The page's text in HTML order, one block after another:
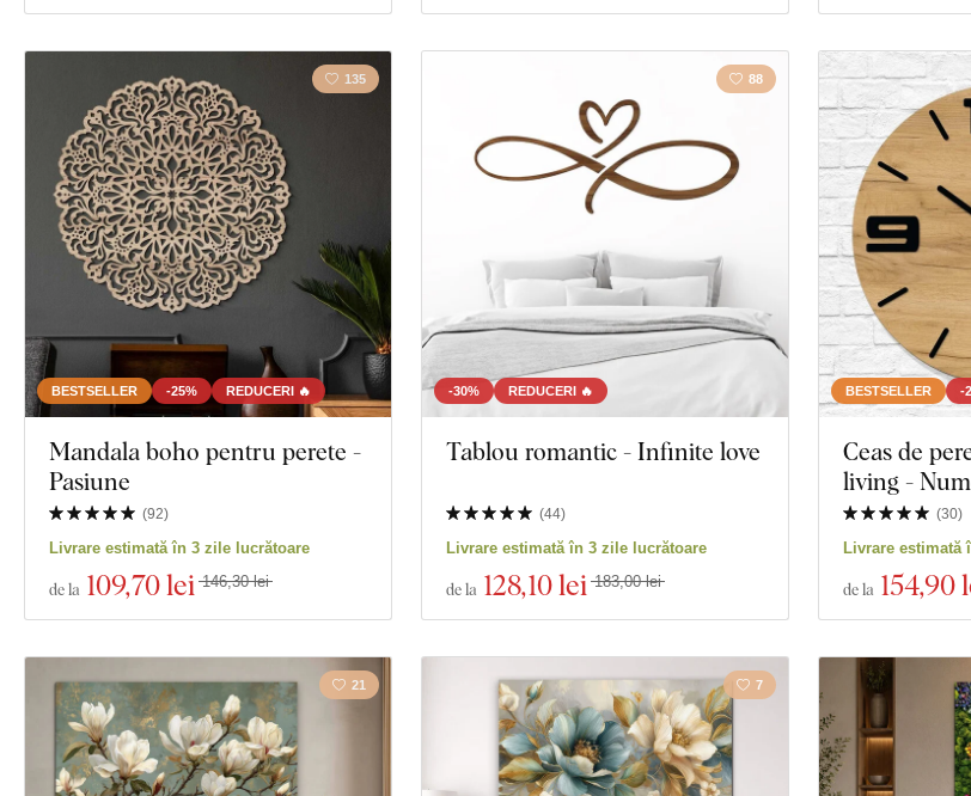
BESTSELLER -25% REDUCERI 🔥
135
Mandala boho pentru perete -
Pasiune
(92)
Livrare estimată în 3 zile lucrătoare
de la 109,70 lei 146,30 lei
-30% REDUCERI 🔥
88
Tablou romantic - Infinite love
(44)
Livrare estimată în 3 zile lucrătoare
de la 128,10 lei 183,00 lei
BESTSELLER -
Ceas de
living -
(30)
Livrare estimată
de la 154,90
21 7